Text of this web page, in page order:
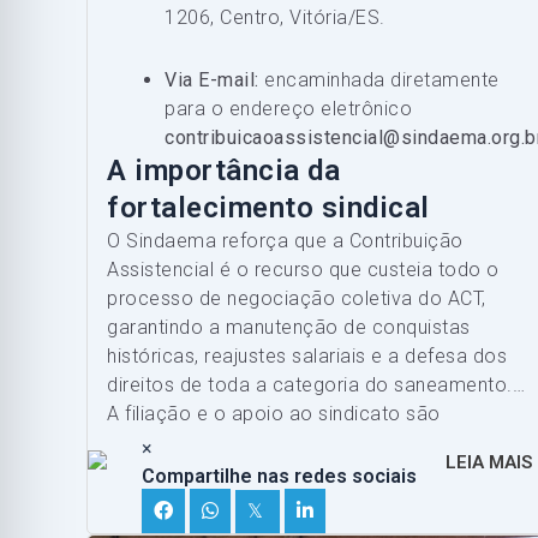
1206, Centro, Vitória/ES.
Via E-mail: encaminhada diretamente
para o endereço eletrônico
A importância da
fortalecimento sindical
O Sindaema reforça que a Contribuição
Assistencial é o recurso que custeia todo o
processo de negociação coletiva do ACT,
garantindo a manutenção de conquistas
históricas, reajustes salariais e a defesa dos
direitos de toda a categoria do saneamento.
A filiação e o apoio ao sindicato são
fundamentais para manter a categoria forte e
representativa.
×
Compartilhe nas redes sociais
𝕏
LEIA MAIS